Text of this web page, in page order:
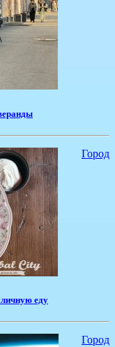
Город
еду
Город